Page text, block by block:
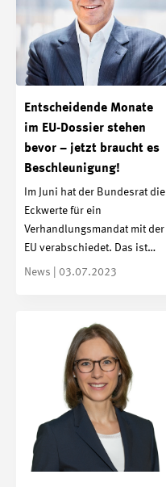
Entscheidende Monate
im EU-Dossier stehen
bevor – jetzt braucht es
Beschleunigung!
Im Juni hat der Bundesrat die
Eckwerte für ein
Verhandlungsmandat mit der
EU verabschiedet. Das ist…
News | 03.07.2023